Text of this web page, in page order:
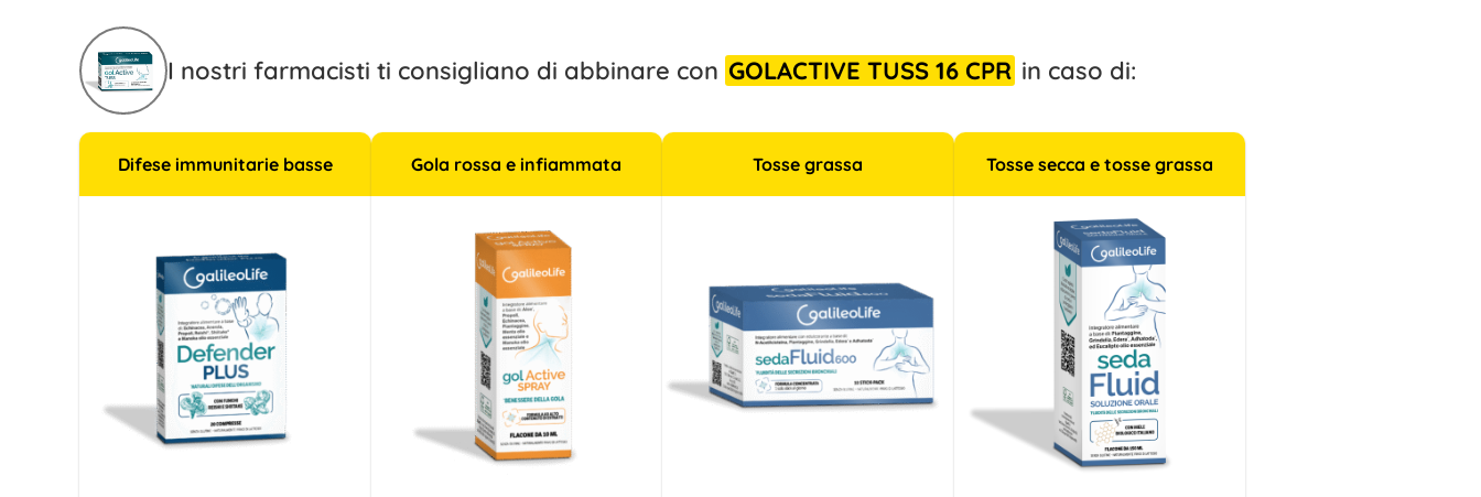
I nostri farmacisti ti consigliano di abbinare con GOLACTIVE TUSS 16 CPR in caso di:
Difese immunitarie basse Gola rossa e infiammata Tosse grassa Tosse secca e tosse grassa